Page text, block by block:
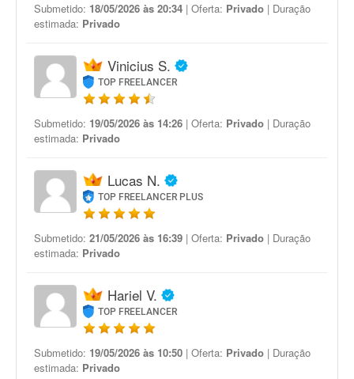
Submetido: 18/05/2026 às 20:34 | Oferta: Privado | Duração
estimada: Privado
Vinicius S.
TOP FREELANCER
Submetido: 19/05/2026 às 14:26 | Oferta: Privado | Duração
estimada: Privado
Lucas N.
TOP FREELANCER PLUS
Submetido: 21/05/2026 às 16:39 | Oferta: Privado | Duração
estimada: Privado
Hariel V.
TOP FREELANCER
Submetido: 19/05/2026 às 10:50 | Oferta: Privado | Duração
estimada: Privado